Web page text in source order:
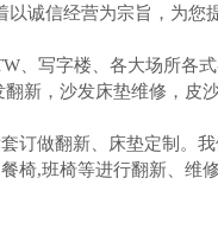
以诚信经营为宗旨，为您
、写字楼、各大场所各
翻新，沙发床垫维修，
订做翻新、床垫定制。
椅,班椅等进行翻新、维